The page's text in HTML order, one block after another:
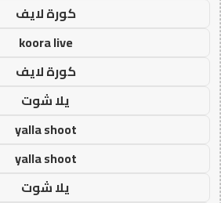
كورة لايف
koora live
كورة لايف
يلا شوت
yalla shoot
yalla shoot
يلا شوت